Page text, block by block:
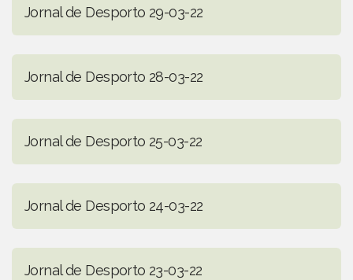
Jornal de Desporto 29-03-22
Jornal de Desporto 28-03-22
Jornal de Desporto 25-03-22
Jornal de Desporto 24-03-22
Jornal de Desporto 23-03-22